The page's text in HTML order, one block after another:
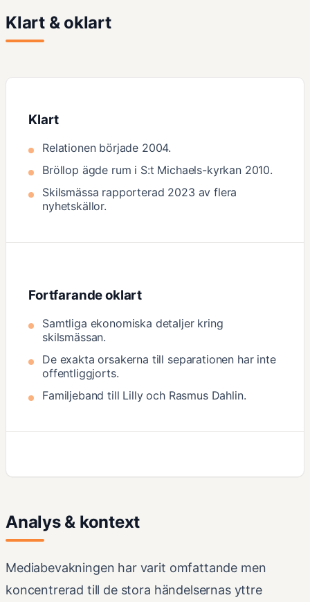
Klart & oklart
Klart
Relationen började 2004.
Bröllop ägde rum i S:t Michaels-kyrkan 2010.
Skilsmässa rapporterad 2023 av flera
nyhetskällor.
Fortfarande oklart
Samtliga ekonomiska detaljer kring
skilsmässan.
De exakta orsakerna till separationen har inte
offentliggjorts.
Familjeband till Lilly och Rasmus Dahlin.
Analys & kontext
Mediabevakningen har varit omfattande men
koncentrerad till de stora händelsernas yttre